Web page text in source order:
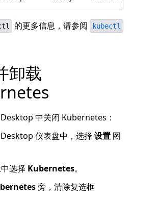
的更多信息，请参阅 kubectl
卸载
中关闭 Kubernetes：
仪表盘中，选择 设置 图
选择 Kubernetes。
旁，清除复选框